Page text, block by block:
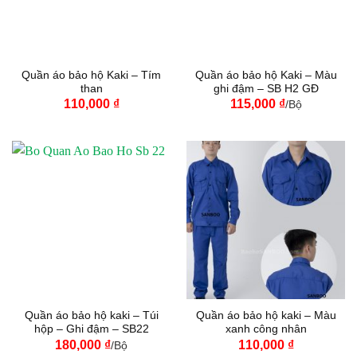
Quần áo bảo hộ Kaki – Tím
than
110,000 ₫
Quần áo bảo hộ Kaki – Màu
ghi đậm – SB H2 GĐ
115,000 ₫/Bộ
Quần áo bảo hộ kaki – Túi
hộp – Ghi đậm – SB22
180,000 ₫/Bộ
Quần áo bảo hộ kaki – Màu
xanh công nhân
110,000 ₫